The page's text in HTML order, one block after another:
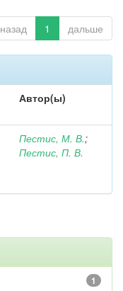
назад 1 дальше
Автор(ы)
Пестис, М. В.;
Пестис, П. В.
1